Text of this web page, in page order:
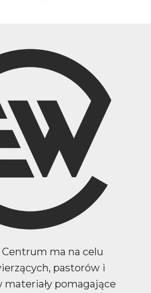
ma na celu
pastorów i
materiały pomagające